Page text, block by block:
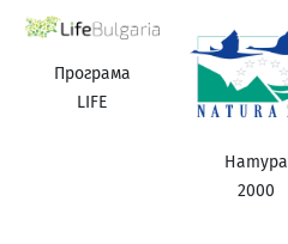
Програма
LIFE
Натура
2000